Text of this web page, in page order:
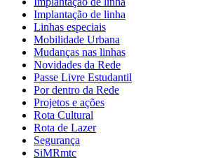
Implantação de linha
Linhas especiais
Mobilidade Urbana
Mudanças nas linhas
Novidades da Rede
Passe Livre Estudantil
Por dentro da Rede
Projetos e ações
Rota Cultural
Rota de Lazer
Segurança
SiMRmtc